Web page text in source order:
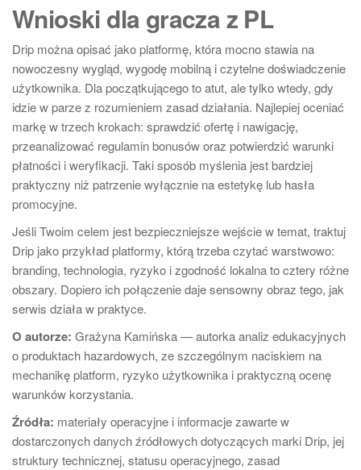
Wnioski dla gracza z PL
Drip można opisać jako platformę, która mocno stawia na
nowoczesny wygląd, wygodę mobilną i czytelne doświadczenie
użytkownika. Dla początkującego to atut, ale tylko wtedy, gdy
idzie w parze z rozumieniem zasad działania. Najlepiej oceniać
markę w trzech krokach: sprawdzić ofertę i nawigację,
przeanalizować regulamin bonusów oraz potwierdzić warunki
płatności i weryfikacji. Taki sposób myślenia jest bardziej
praktyczny niż patrzenie wyłącznie na estetykę lub hasła
promocyjne.
Jeśli Twoim celem jest bezpieczniejsze wejście w temat, traktuj
Drip jako przykład platformy, którą trzeba czytać warstwowo:
branding, technologia, ryzyko i zgodność lokalna to cztery różne
obszary. Dopiero ich połączenie daje sensowny obraz tego, jak
serwis działa w praktyce.
O autorze: Grażyna Kamińska — autorka analiz edukacyjnych
o produktach hazardowych, ze szczególnym naciskiem na
mechanikę platform, ryzyko użytkownika i praktyczną ocenę
warunków korzystania.
Źródła: materiały operacyjne i informacje zawarte w
dostarczonych danych źródłowych dotyczących marki Drip, jej
struktury technicznej, statusu operacyjnego, zasad